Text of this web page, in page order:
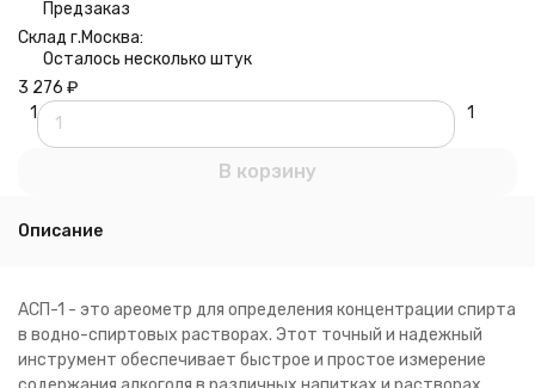
Предзаказ
Склад г.Москва:
Осталось несколько штук
3 276 ₽
1
1
В корзину
Описание
АСП-1 - это ареометр для определения концентрации спирта
в водно-спиртовых растворах. Этот точный и надежный
инструмент обеспечивает быстрое и простое измерение